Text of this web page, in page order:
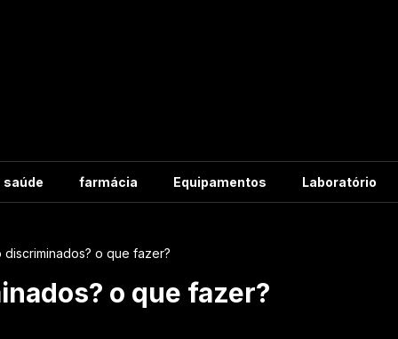
saúde farmácia Equipamentos Laboratório
discriminados? o que fazer?
o que fazer?